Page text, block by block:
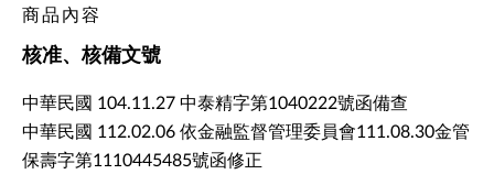
商品內容
核准、核備文號
中華民國 104.11.27 中泰精字第1040222號函備查
中華民國 112.02.06 依金融監督管理委員會111.08.30金管
保壽字第1110445485號函修正